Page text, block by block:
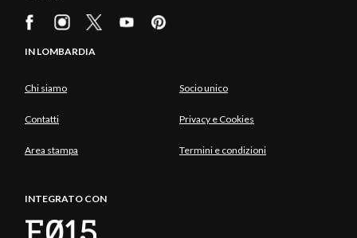
IN LOMBARDIA
Chi siamo Socio unico
Contatti Privacy e Cookies
Area stampa Termini e condizioni
INTEGRATO CON